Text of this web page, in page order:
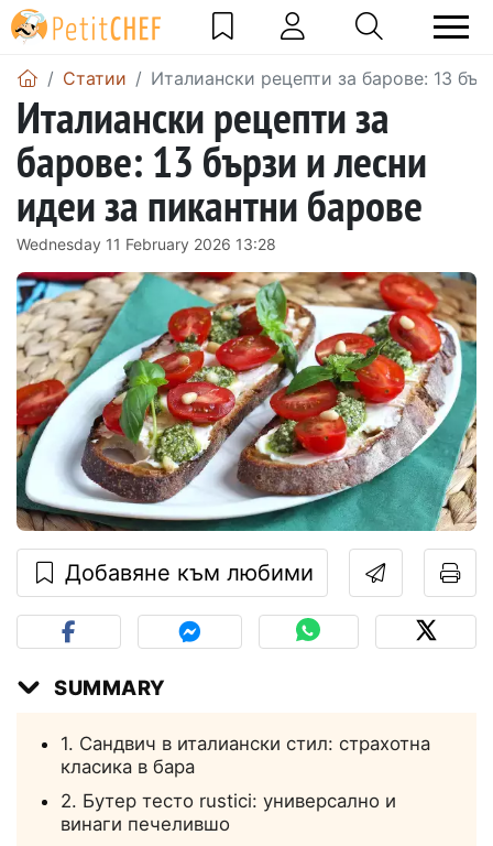
Статии Италиански рецепти за барове: 13
Италиански рецепти за
барове: 13 бързи и лесни
идеи за пикантни барове
Wednesday 11 February 2026 13:28
Добавяне към любими
SUMMARY
1. Сандвич в италиански стил: страхотна
класика в бара
2. Бутер тесто rustici: универсално и
винаги печелившо